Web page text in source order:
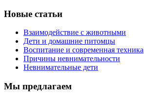
Новые статьи
Взаимодействие с животными
Дети и домашние питомцы
Воспитание и современная техника
Причины невнимательности
Невнимательные дети
Мы предлагаем